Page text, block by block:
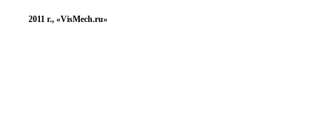
2011 г., «VisMech.ru»